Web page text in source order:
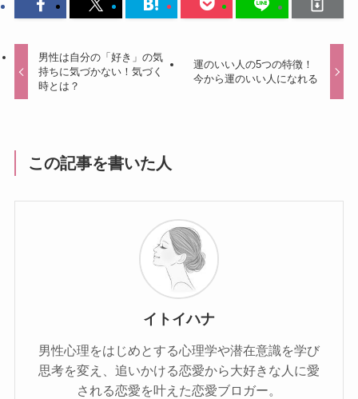
男性は自分の「好き」の気
持ちに気づかない！気づく
時とは？
運のいい人の5つの特徴！
今から運のいい人になれる
この記事を書いた人
イトイハナ
男性心理をはじめとする心理学や潜在意識を学び
思考を変え、追いかける恋愛から大好きな人に愛
される恋愛を叶えた恋愛ブロガー。